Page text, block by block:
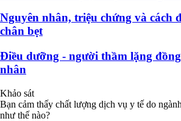
Nguyên nhân, triệu chứng và cách
chân bẹt
Điều dưỡng - người thầm lặng
nhân
Khảo sát
Bạn cảm thấy chất lượng dịch vụ y tế do
như thế nào?